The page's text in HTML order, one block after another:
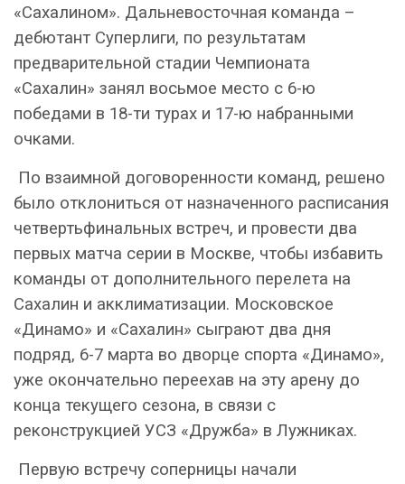
«Сахалином». Дальневосточная команда –
дебютант Суперлиги, по результатам
предварительной стадии Чемпионата
«Сахалин» занял восьмое место с 6-ю
победами в 18-ти турах и 17-ю набранными
очками.
По взаимной договоренности команд, решено
было отклониться от назначенного расписания
четвертьфинальных встреч, и провести два
первых матча серии в Москве, чтобы избавить
команды от дополнительного перелета на
Сахалин и акклиматизации. Московское
«Динамо» и «Сахалин» сыграют два дня
подряд, 6-7 марта во дворце спорта «Динамо»,
уже окончательно переехав на эту арену до
конца текущего сезона, в связи с
реконструкцией УСЗ «Дружба» в Лужниках.
Первую встречу соперницы начали